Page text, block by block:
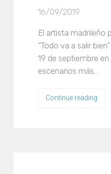
16/09/2019
El artista madrileño
“Todo va a salir
19 de septiembre
escenarios más…
Continue reading